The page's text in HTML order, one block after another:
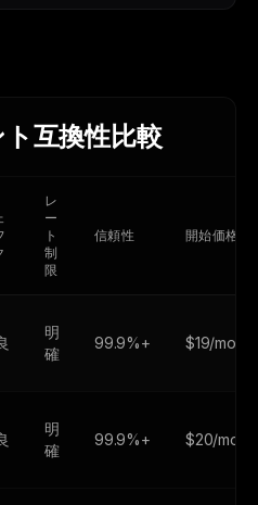
互換性比較
レ
ー
ト
制
限
信頼性 開始価格
明
確
99.9%+ $19/mo
明
確
99.9%+ $20/mo